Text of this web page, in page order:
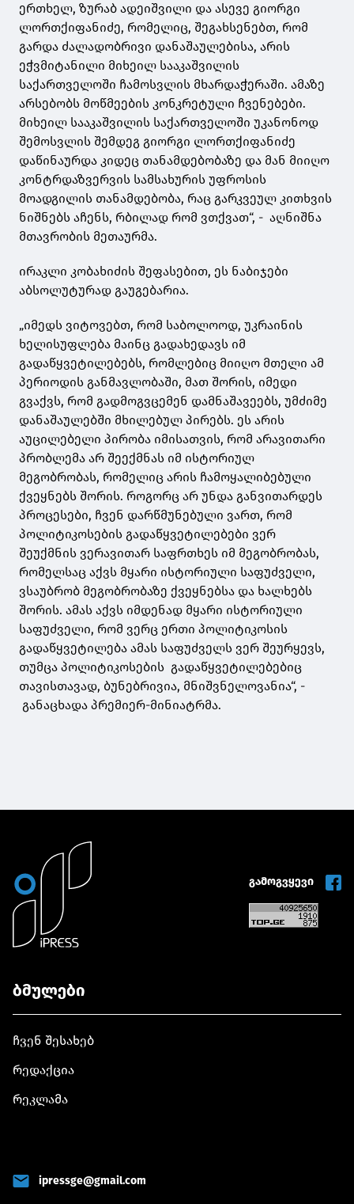
ერთხელ, ზურაბ ადეიშვილი და ასევე გიორგი
ლორთქიფანიძე, რომელიც, შეგახსენებთ, რომ
გარდა ძალადობრივი დანაშაულებისა, არის
ეჭვმიტანილი მიხეილ სააკაშვილის
საქართველოში ჩამოსვლის მხარდაჭერაში. ამაზე
არსებობს მოწმეების კონკრეტული ჩვენებები.
მიხეილ სააკაშვილის საქართველოში უკანონოდ
შემოსვლის შემდეგ გიორგი ლორთქიფანიძე
დაწინაურდა კიდეც თანამდებობაზე და მან მიიღო
კონტრდაზვერვის სამსახურის უფროსის
მოადგილის თანამდებობა, რაც გარკვეულ კითხვის
ნიშნებს აჩენს, რბილად რომ ვთქვათ“, - აღნიშნა
მთავრობის მეთაურმა.
ირაკლი კობახიძის შეფასებით, ეს ნაბიჯები
აბსოლუტურად გაუგებარია.
„იმედს ვიტოვებთ, რომ საბოლოოდ, უკრაინის
ხელისუფლება მაინც გადახედავს იმ
გადაწყვეტილებებს, რომლებიც მიიღო მთელი ამ
პერიოდის განმავლობაში, მათ შორის, იმედი
გვაქვს, რომ გადმოგვცემენ დამნაშავეებს, უმძიმე
დანაშაულებში მხილებულ პირებს. ეს არის
აუცილებელი პირობა იმისათვის, რომ არავითარი
პრობლემა არ შეექმნას იმ ისტორიულ
მეგობრობას, რომელიც არის ჩამოყალიბებული
ქვეყნებს შორის. როგორც არ უნდა განვითარდეს
პროცესები, ჩვენ დარწმუნებული ვართ, რომ
პოლიტიკოსების გადაწყვეტილებები ვერ
შეუქმნის ვერავითარ საფრთხეს იმ მეგობრობას,
რომელსაც აქვს მყარი ისტორიული საფუძველი,
ვსაუბრობ მეგობრობაზე ქვეყნებსა და ხალხებს
შორის. ამას აქვს იმდენად მყარი ისტორიული
საფუძველი, რომ ვერც ერთი პოლიტიკოსის
გადაწყვეტილება ამას საფუძველს ვერ შეურყევს,
თუმცა პოლიტიკოსების გადაწყვეტილებებიც
თავისთავად, ბუნებრივია, მნიშვნელოვანია“, -
განაცხადა პრემიერ-მინიატრმა.
გამოგვყევი
ბმულები
ჩვენ შესახებ
რედაქცია
რეკლამა
ipressge@gmail.com